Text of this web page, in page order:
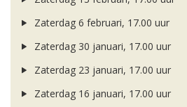
Zaterdag 6 februari, 17.00 uur
Zaterdag 30 januari, 17.00 uur
Zaterdag 23 januari, 17.00 uur
Zaterdag 16 januari, 17.00 uur